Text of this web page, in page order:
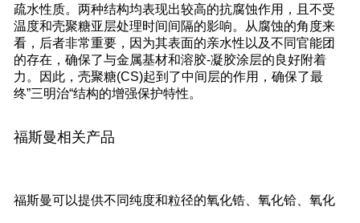
疏水性质。两种结构均表现出较高的抗腐蚀作用，且不受
温度和壳聚糖亚层处理时间间隔的影响。从腐蚀的角度来
看，后者非常重要，因为其表面的亲水性以及不同官能团
的存在，确保了与金属基材和溶胶-凝胶涂层的良好附着
力。因此，壳聚糖(CS)起到了中间层的作用，确保了最
终”三明治“结构的增强保护特性。
福斯曼相关产品
福斯曼可以提供不同纯度和粒径的氧化锆、氧化铪、氧化